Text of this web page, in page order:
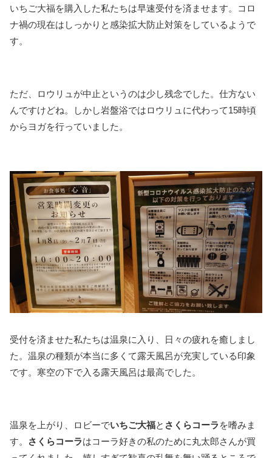
いちご大福を購入した私たちは早速受付を済ませます。コロ
ナ禍の現在はしっかりと感染拡大防止対策をしているようで
す。
ただ、ロウリュが中止というのは少し残念でした。仕方ない
んですけどね。しかし岩盤浴ではロウリュに代わって15時頃
からヨガを行っていました。
受付を済ませた私たちは温泉に入り、日々の疲れを癒しまし
た。温泉の種類が本当に多くて露天風呂が充実している印象
です。寒空の下で入る露天風呂は最高でした。
温泉を上がり、ロビーでいちご大福と さくらコーラを嗜みま
す。
さくらコーラはコーラ好きの私のために丸太郎さんが買